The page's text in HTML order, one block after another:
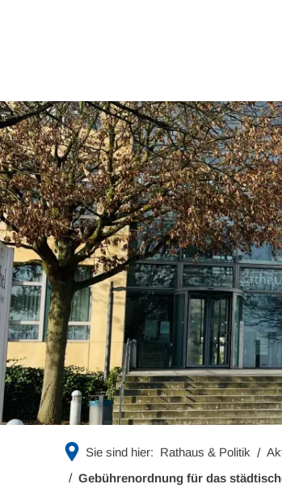
Sie sind hier: Rathaus & Politik
Gebührenordnung für das